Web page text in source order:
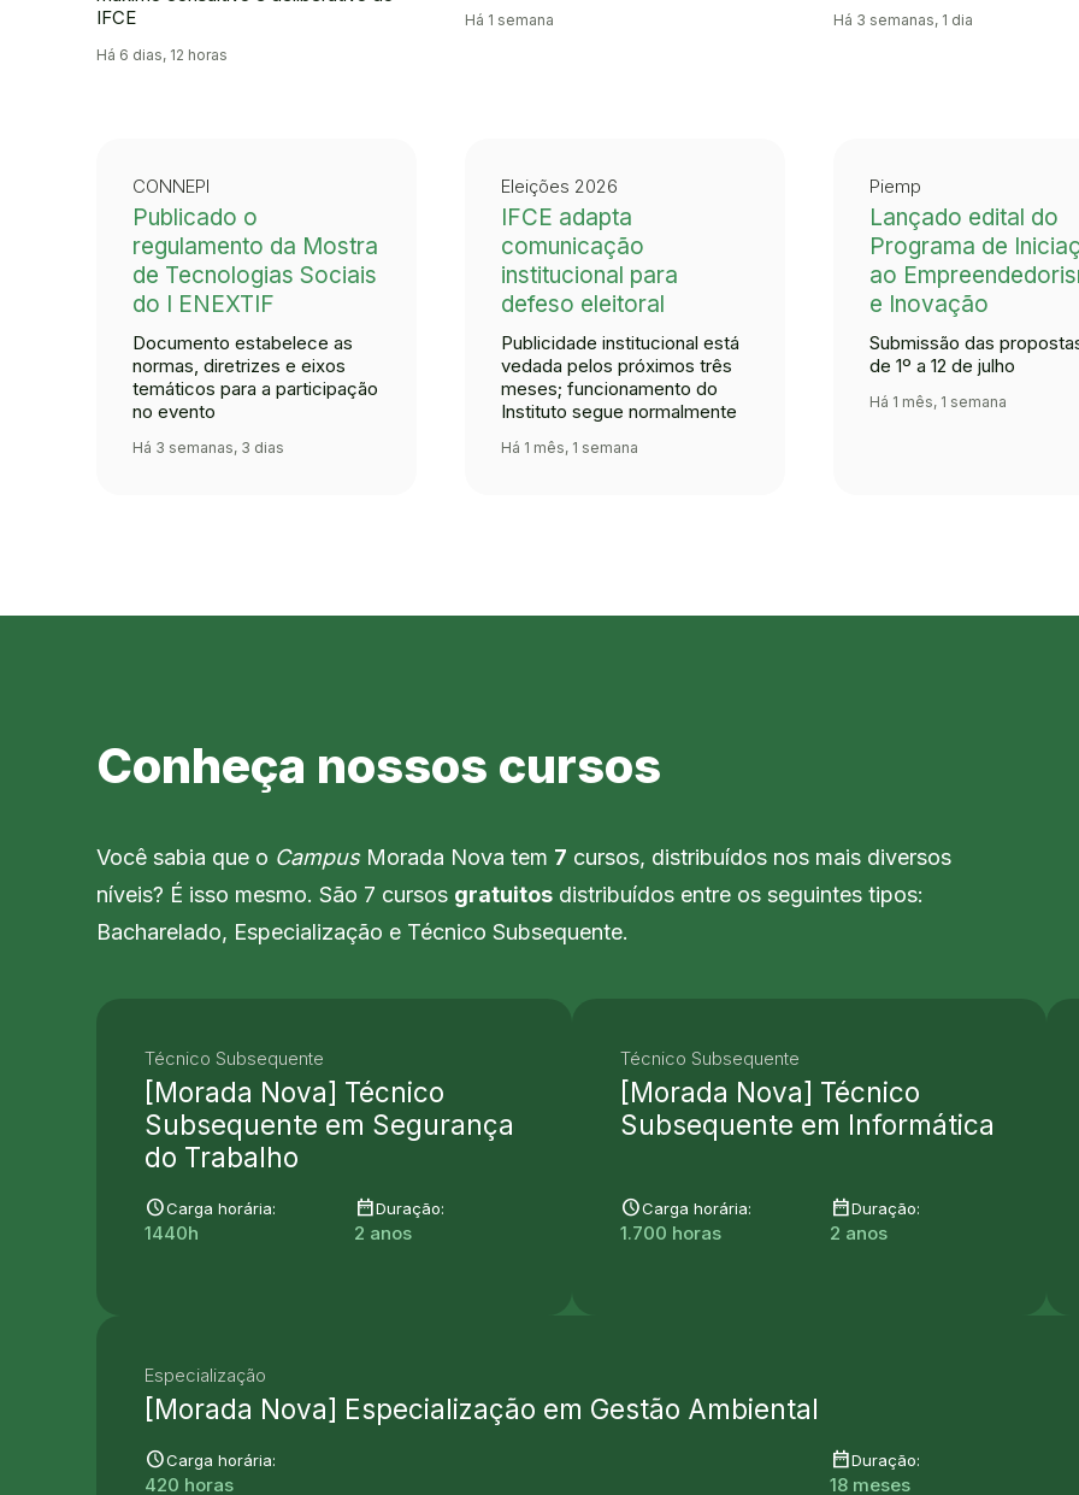
IFCE
Há 6 dias, 12 horas
Há 1 semana Há 3 semanas, 1 dia
CONNEPI
Publicado o
regulamento da Mostra
de Tecnologias Sociais
do I ENEXTIF
Documento estabelece as
normas, diretrizes e eixos
temáticos para a participação
no evento
Há 3 semanas, 3 dias
Eleições 2026
IFCE adapta
comunicação
institucional para
defeso eleitoral
Publicidade institucional está
vedada pelos próximos três
meses; funcionamento do
Instituto segue normalmente
Há 1 mês, 1 semana
Piemp
Lançado edital do
Programa de
ao
e Inovação
Submissão das
de 1º a 12 de julho
Há 1 mês, 1 semana
Conheça nossos cursos
Você sabia que o CampusMorada Nova tem 7 cursos, distribuídos nos mais diversos
níveis? É isso mesmo. São 7 cursos gratuitos distribuídos entre os seguintes tipos:
Bacharelado, Especialização e Técnico Subsequente.
Técnico Subsequente
[Morada Nova] Técnico
Subsequente em Segurança
do Trabalho
scheduleCarga horária:
1440h
date_rangeDuração:
2 anos
Técnico Subsequente
[Morada Nova] Técnico
Subsequente em Informática
scheduleCarga horária:
1.700 horas
date_rangeDuração:
2 anos
Especialização
[Morada Nova] Especialização em Gestão Ambiental
scheduleCarga horária:
420 horas
date_rangeDuração:
18 meses